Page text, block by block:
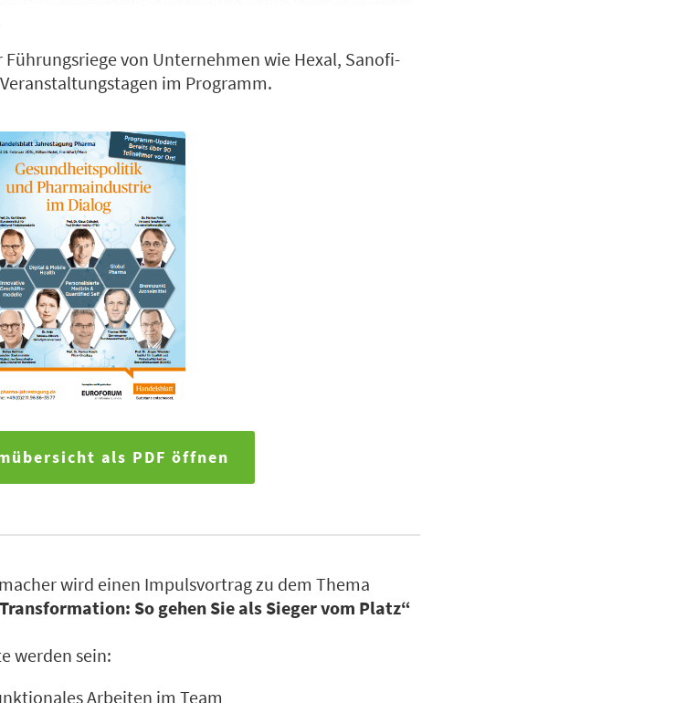
von Unternehmen wie Hexal, Sanofi-
im Programm.
als PDF öffnen
wird einen Impulsvortrag zu dem Thema
So gehen Sie als Sieger vom Platz“
werden sein:
Arbeiten im Team